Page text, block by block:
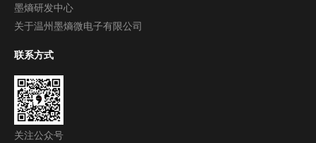
墨熵研发中心
关于温州墨熵微电子有限公司
联系方式
关注公众号